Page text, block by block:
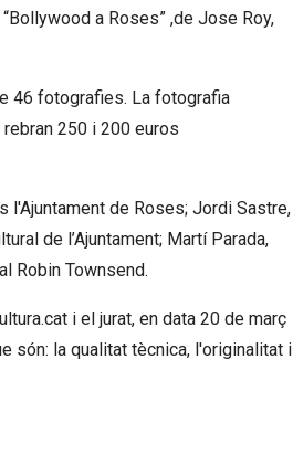
a Roses” ,de Jose Roy,
46 fotografies. La fotografia
250 i 200 euros
l'Ajuntament de Roses; Jordi Sastre,
de l’Ajuntament; Martí Parada,
Robin Townsend.
i el jurat, en data 20 de març
són: la qualitat tècnica, l'originalitat i